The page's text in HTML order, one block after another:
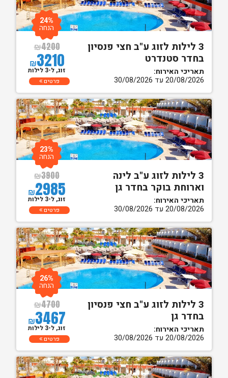
3 לילות לזוג ע"ב חצי פנסיון
בחדר סטנדרט
תאריכי האירוח:
20/08/2026 עד 30/08/2026
₪4200
₪3210
24%
הנחה
זוג, ל-3 לילות
פרטים
3 לילות לזוג ע"ב לינה
וארוחת בוקר בחדר גן
תאריכי האירוח:
20/08/2026 עד 30/08/2026
₪3900
₪2985
23%
הנחה
זוג, ל-3 לילות
פרטים
3 לילות לזוג ע"ב חצי פנסיון
בחדר גן
תאריכי האירוח:
20/08/2026 עד 30/08/2026
₪4700
₪3467
26%
הנחה
זוג, ל-3 לילות
פרטים